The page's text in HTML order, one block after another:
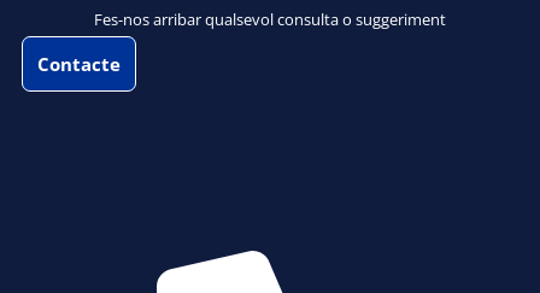
Fes-nos arribar qualsevol consulta o suggeriment
Contacte